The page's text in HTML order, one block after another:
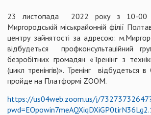
23 листопада 2022 року з
Миргородській міськрайонній філії
центру зайнятості за адресою:
відбудеться профконсультаційний
безробітних громадян «Тренінг з
(цикл тренінгів)». Тренінг відбудеться
пройде на Платформі ZOOM.
https://us04web.zoom.us/j/